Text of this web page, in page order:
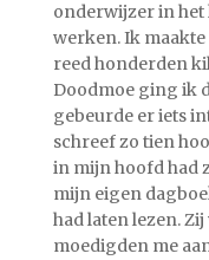
onderwijzer in het
werken. Ik
reed honderden
Doodmoe ging ik
gebeurde er iets
schreef zo tien
in mijn hoofd had
mijn eigen
had laten lezen.
moedigden me